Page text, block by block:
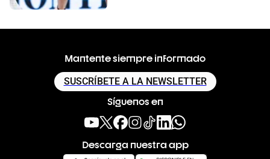
Mantente siempre informado
SUSCRÍBETE A LA NEWSLETTER
Síguenos en
Descarga nuestra app